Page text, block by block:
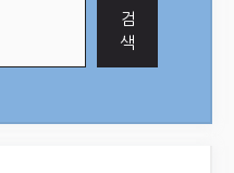
검
색